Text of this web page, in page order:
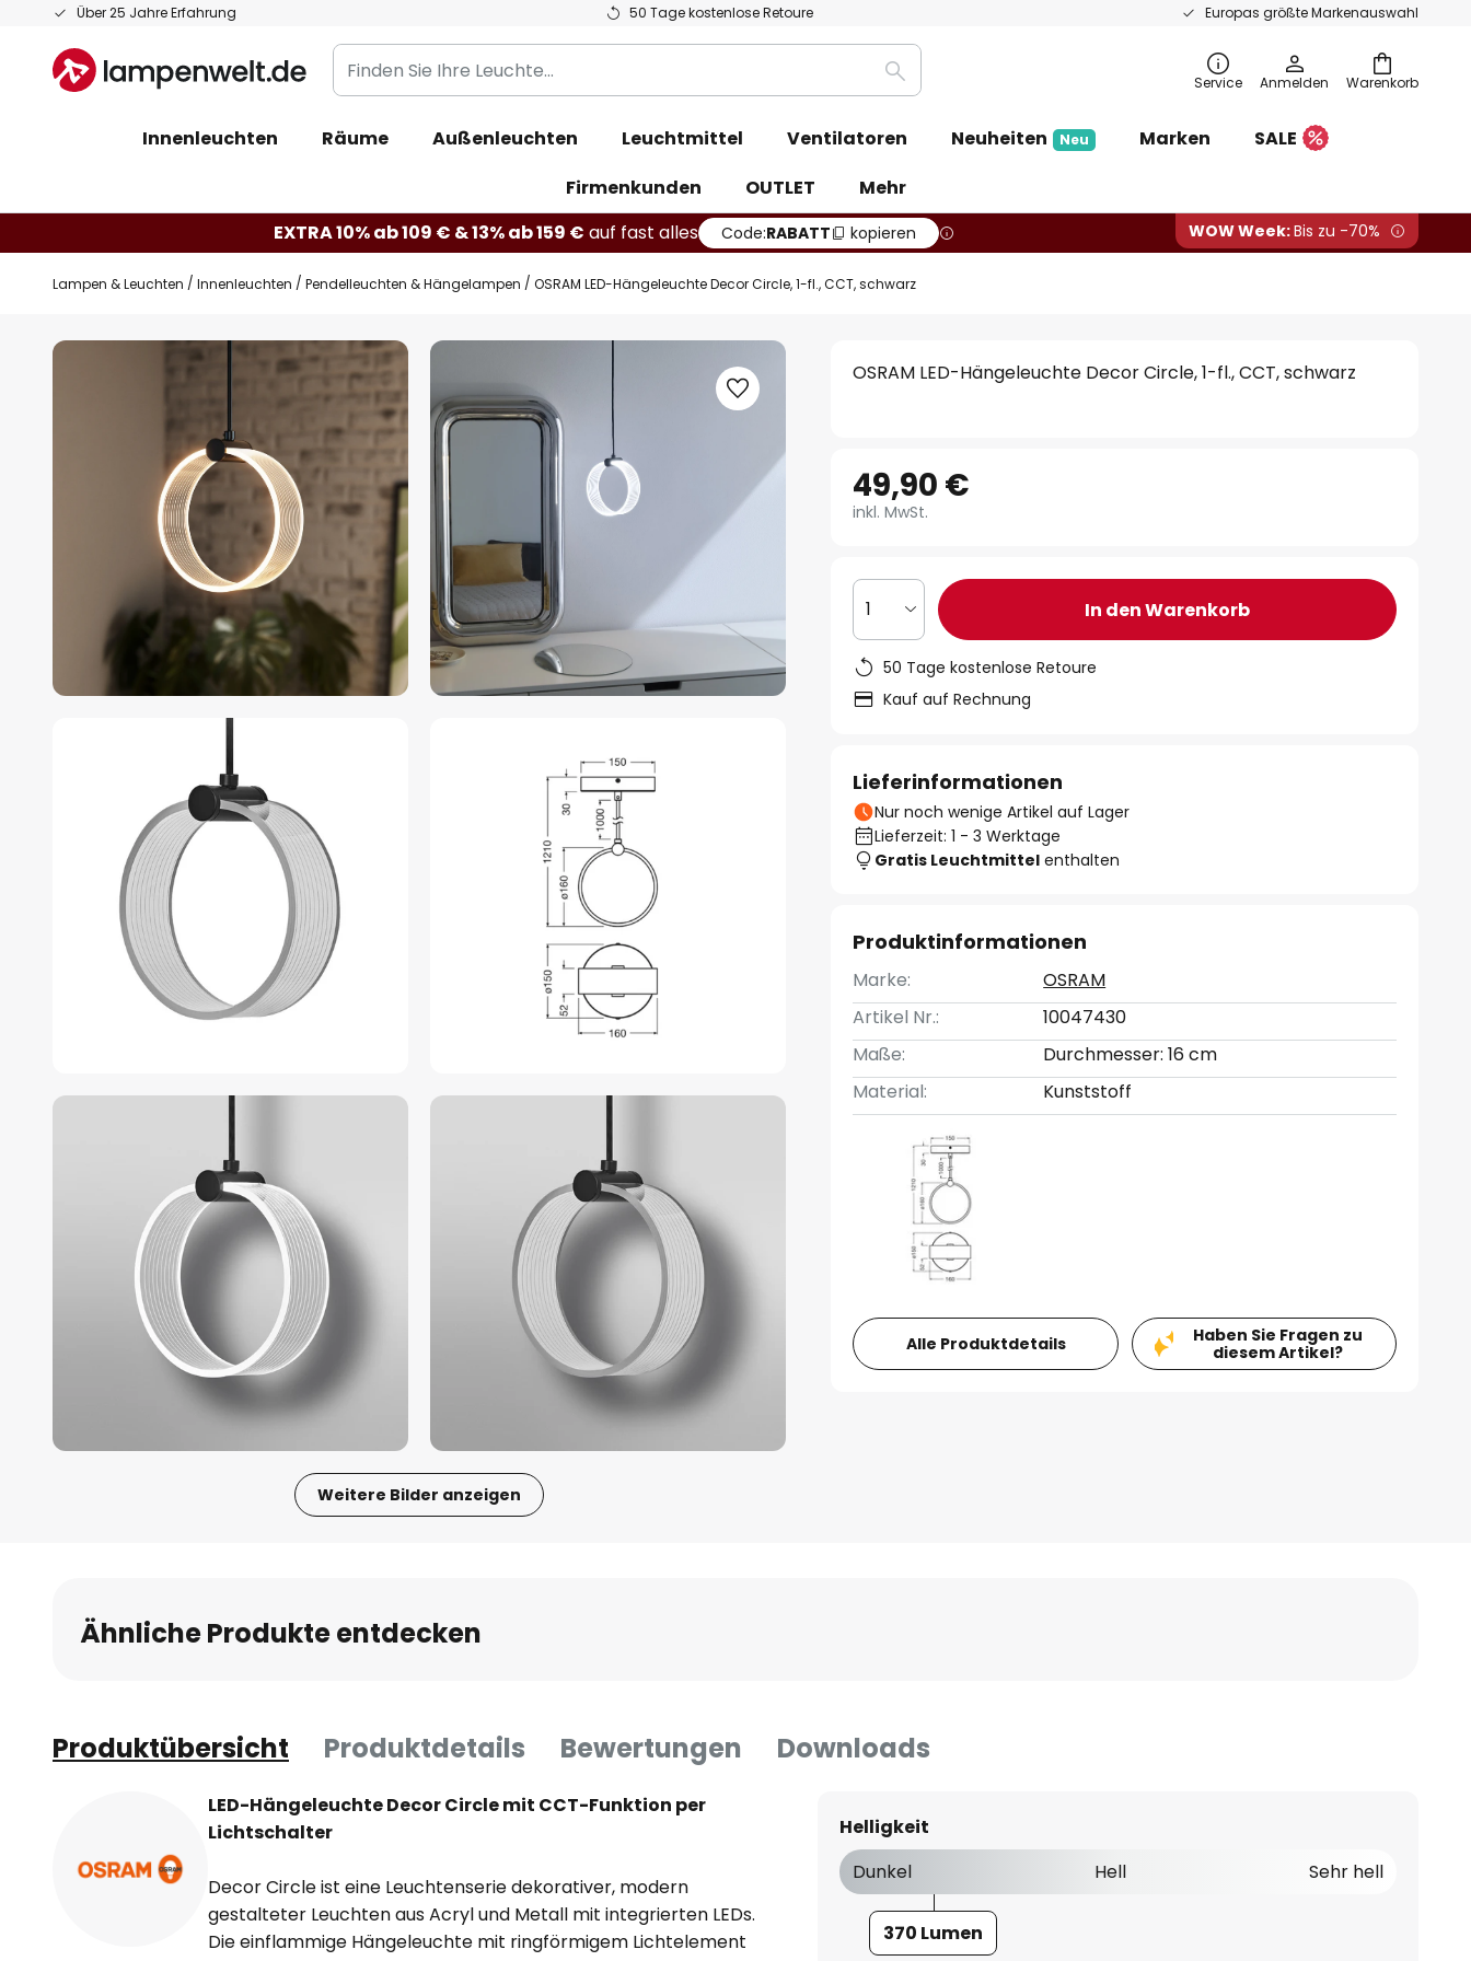
Über 25 Jahre Erfahrung 50 Tage kostenlose Retoure Europas größte Markenauswahl
Zum
springen
Warenkorb
Finden
Sie
Leuchte...
Suche Service Anmelden
Innenleuchten Räume Außenleuchten Leuchtmittel Ventilatoren Neuheiten Neu Marken
SALE
Firmenkunden
OUTLET
Mehr
EXTRA 10% ab 109 € & 13% ab 159 € auf fast alles Code:RABATT kopieren WOW Week:Bis zu -70%
Lampen & Leuchten Innenleuchten Pendelleuchten & Hängelampen OSRAM LED-Hängeleuchte Decor Circle, 1-fl., CCT, schwarz
Zum
Weitere Bilder anzeigen
Bildgalerie
springen
OSRAM LED-Hängeleuchte Decor Circle, 1-fl., CCT, schwarz
49,90 €
inkl. MwSt.
1 In den Warenkorb
50 Tage kostenlose Retoure
Kauf auf Rechnung
Lieferinformationen
Nur noch wenige Artikel auf Lager
Lieferzeit: 1 - 3 Werktage
Gratis Leuchtmittel enthalten
Produktinformationen
Marke:
OSRAM
Artikel Nr.:
10047430
Maße:
Durchmesser: 16 cm
Material:
Kunststoff
Alle Produktdetails
Haben Sie Fragen zu
diesem Artikel?
Ähnliche Produkte entdecken
Produktübersicht Produktdetails Bewertungen Downloads
LED-Hängeleuchte Decor Circle mit CCT-Funktion per
Lichtschalter
Decor Circle ist eine Leuchtenserie dekorativer, modern
gestalteter Leuchten aus Acryl und Metall mit integrierten LEDs.
Die einflammige Hängeleuchte mit ringförmigem Lichtelement
Helligkeit
Dunkel
Hell Sehr hell
370 Lumen